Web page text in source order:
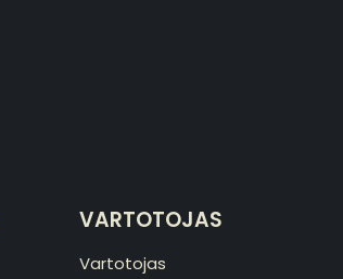
VARTOTOJAS
Vartotojas